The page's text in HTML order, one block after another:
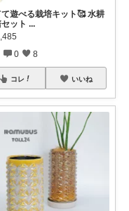
遊べる栽培キット🥰 水耕
ット ...
0 8
コレ いいね